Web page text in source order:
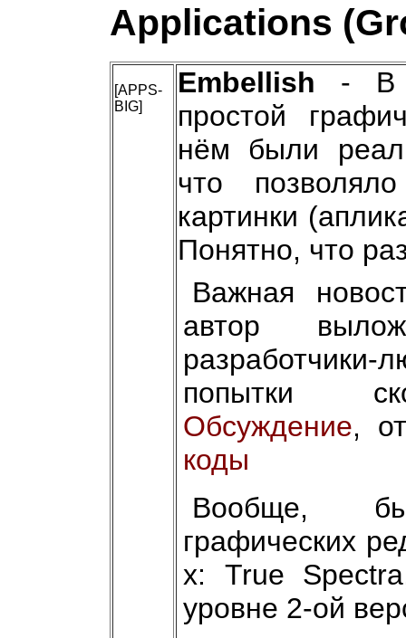
Applications
[APPS-
BIG]
Embellish - В
простой
нём были
что
картинки
Понятно, что
Важная
автор
попытки
Обсуждение,
коды
Вообще,
графических
х: True
уровне 2-ой